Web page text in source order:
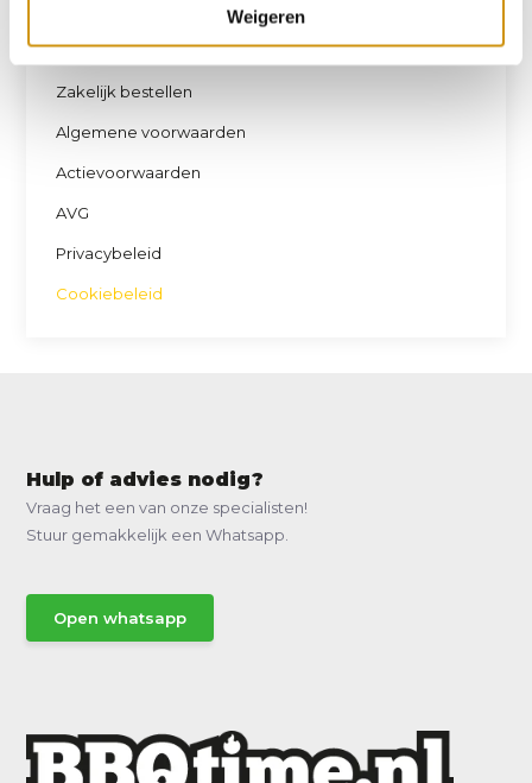
Weigeren
Openingstijden en Showroom
Gasfles kopen of ruilen
Zakelijk bestellen
Algemene voorwaarden
Actievoorwaarden
AVG
Privacybeleid
Cookiebeleid
Hulp of advies nodig?
Vraag het een van onze specialisten!
Stuur gemakkelijk een Whatsapp.
Open whatsapp